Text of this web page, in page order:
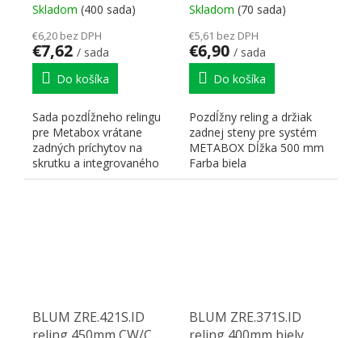
Skladom (400 sada)
€6,20 bez DPH
€7,62 / sada
Do košíka
Sada pozdĺžneho relingu
pre Metabox vrátane
zadných príchytov na
skrutku a integrovaného
čelného príchytu Inserta....
Skladom (70 sada)
€5,61 bez DPH
€6,90 / sada
Do košíka
Pozdĺžny reling a držiak
zadnej steny pre systém
METABOX Dĺžka 500 mm
Farba biela
BLUM ZRE.421S.ID
BLUM ZRE.371S.ID